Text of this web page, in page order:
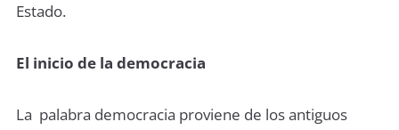
Estado.
El inicio de la democracia
La palabra democracia proviene de los antiguos